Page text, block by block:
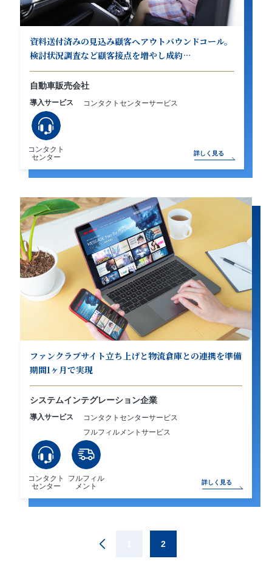
資料送付済みの見込み顧客へアウトバウンドコール。
検討状況調査など顧客接点を増やし成約…
自動車販売会社
導入サービス コンタクトセンターサービス
コンタクト
センター
詳しく見る
ファンクラブサイト立ち上げと物流倉庫との連携を準備
期間1ヶ月で実現
システムインテグレーション企業
導入サービス
コンタクトセンターサービス
フルフィルメントサービス
コンタクト
センター
フルフィル
メント
詳しく見る
2